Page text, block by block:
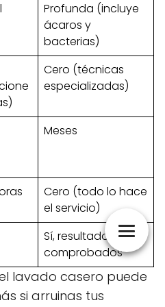
Profunda (incluye
ácaros y
bacterias)
Cero (técnicas
especializadas)
Meses
Cero (todo lo hace
el servicio)
Sí, resultados
comprobados
lavado casero puede
si arruinas tus